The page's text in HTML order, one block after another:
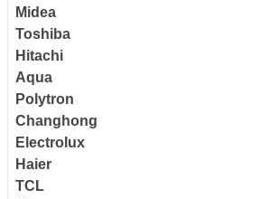
Midea
Toshiba
Hitachi
Aqua
Polytron
Changhong
Electrolux
Haier
TCL